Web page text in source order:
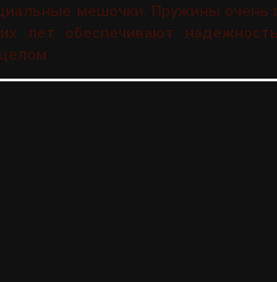
мешочки. Пружины
лет обеспечивают